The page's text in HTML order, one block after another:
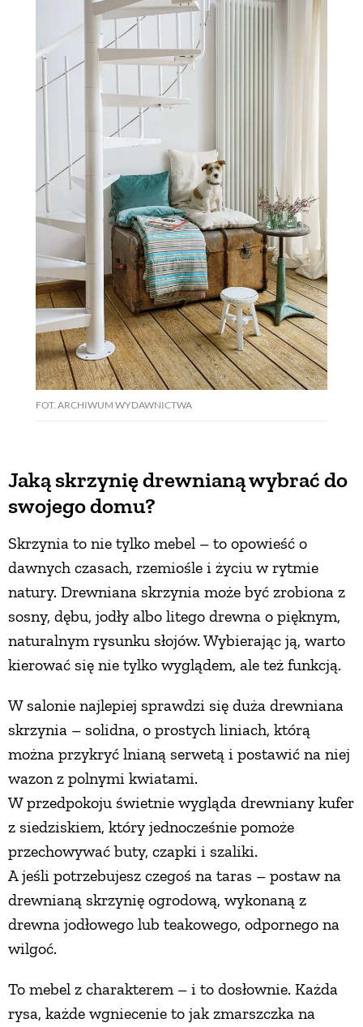
FOT. ARCHIWUM WYDAWNICTWA
Jaką skrzynię drewnianą wybrać do
swojego domu?
Skrzynia to nie tylko mebel – to opowieść o
dawnych czasach, rzemiośle i życiu w rytmie
natury. Drewniana skrzynia może być zrobiona z
sosny, dębu, jodły albo litego drewna o pięknym,
naturalnym rysunku słojów. Wybierając ją, warto
kierować się nie tylko wyglądem, ale też funkcją.
W salonie najlepiej sprawdzi się duża drewniana
skrzynia – solidna, o prostych liniach, którą
można przykryć lnianą serwetą i postawić na niej
wazon z polnymi kwiatami.
W przedpokoju świetnie wygląda drewniany kufer
z siedziskiem, który jednocześnie pomoże
przechowywać buty, czapki i szaliki.
A jeśli potrzebujesz czegoś na taras – postaw na
drewnianą skrzynię ogrodową, wykonaną z
drewna jodłowego lub teakowego, odpornego na
wilgoć.
To mebel z charakterem – i to dosłownie. Każda
rysa, każde wgniecenie to jak zmarszczka na